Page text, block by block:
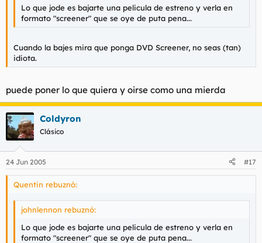
Lo que jode es bajarte una pelicula de estreno y verla en
formato "screener" que se oye de puta pena...
Cuando la bajes mira que ponga DVD Screener, no seas (tan)
idiota.
puede poner lo que quiera y oirse como una mierda
Coldyron
Clásico
24 Jun 2005 #17
Quentin rebuznó:
johnlennon rebuznó:
Lo que jode es bajarte una pelicula de estreno y verla en
formato "screener" que se oye de puta pena...